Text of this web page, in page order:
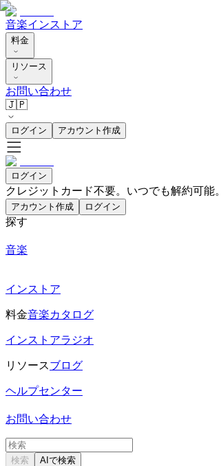
音楽インストア
料金
リソース
お問い合わせ
🇯🇵
ログイン アカウント作成
ログイン
クレジットカード不要。いつでも解約可能。
アカウント作成 ログイン
探す
音楽
インストア
料金音楽カタログ
インストアラジオ
リソースブログ
ヘルプセンター
お問い合わせ
検索 AIで検索